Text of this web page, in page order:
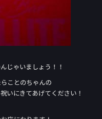
じゃいましょう！！
ことのちゃんの
いにきてあげてください！